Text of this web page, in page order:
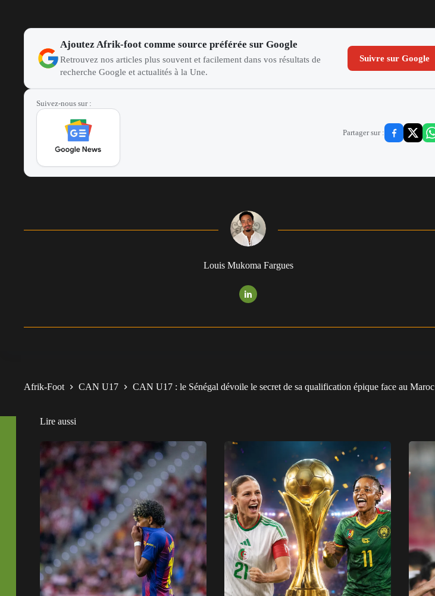
Ajoutez Afrik-foot comme source préférée sur Google
Retrouvez nos articles plus souvent et facilement dans vos résultats de
recherche Google et actualités à la Une.
Suivre sur Google
Suivez-nous sur :
Partager sur :
Louis Mukoma Fargues
Afrik-Foot CAN U17 CAN U17 : le Sénégal dévoile le secret de sa qualification épique face au Maroc
Lire aussi